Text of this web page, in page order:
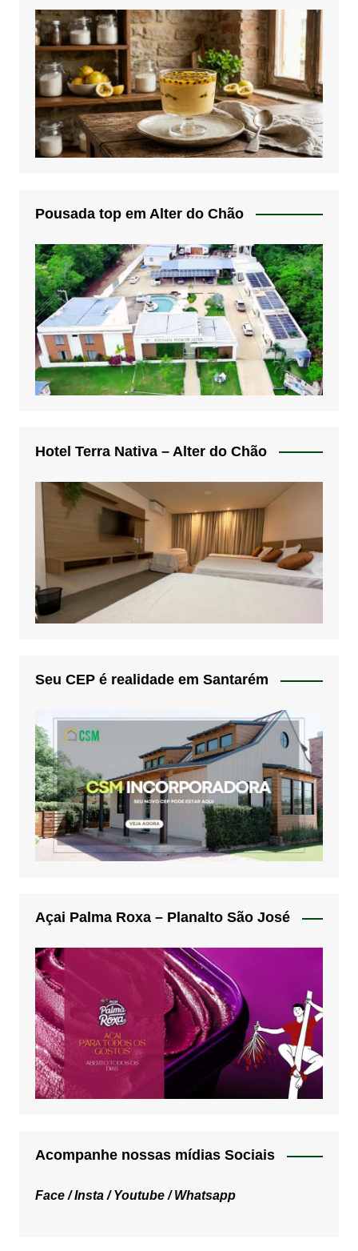
Pousada top em Alter do Chão
Hotel Terra Nativa – Alter do Chão
Seu CEP é realidade em Santarém
Açai Palma Roxa – Planalto São José
Acompanhe nossas mídias Sociais
Face /Insta /Youtube /Whatsapp